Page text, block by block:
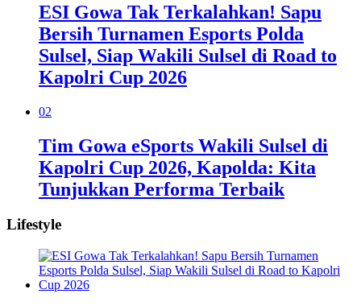
ESI Gowa Tak Terkalahkan! Sapu
Bersih Turnamen Esports Polda
Sulsel, Siap Wakili Sulsel di Road to
Kapolri Cup 2026
02
Tim Gowa eSports Wakili Sulsel di
Kapolri Cup 2026, Kapolda: Kita
Tunjukkan Performa Terbaik
Lifestyle